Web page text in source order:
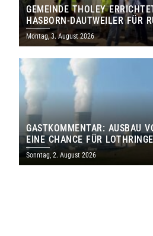
GEMEINDE THOLEY
HASBORN-DAUTWEILER FÜR
MILLIONEN EURO
Montag, 3. August 2026
GASTKOMMENTAR: AUSBAU
EINE CHANCE FÜR
SAARLAND
Sonntag, 2. August 2026